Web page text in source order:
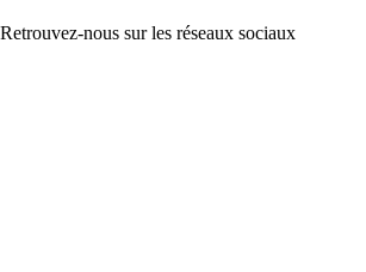
Retrouvez-nous sur les réseaux sociaux